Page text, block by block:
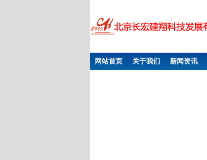
网站首页 关于我们 新闻资讯